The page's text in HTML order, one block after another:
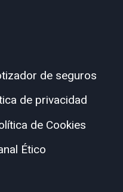
de seguros
de privacidad
de Cookies
Ético